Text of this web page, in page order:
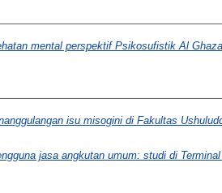
mental perspektif Psikosufistik Al
isu misogini di Fakultas
jasa angkutan umum: studi di